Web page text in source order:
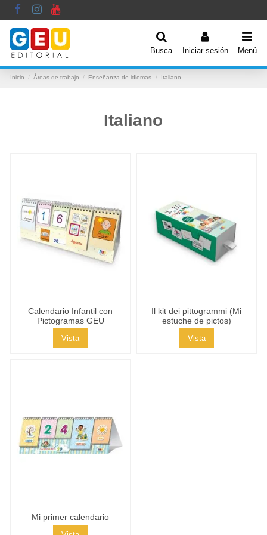
Busca Iniciar sesión Menú
Inicio Áreas de trabajo Enseñanza de idiomas Italiano
Italiano
Calendario Infantil con
Pictogramas GEU
Vista
Il kit dei pittogrammi (Mi
estuche de pictos)
Vista
Mi primer calendario